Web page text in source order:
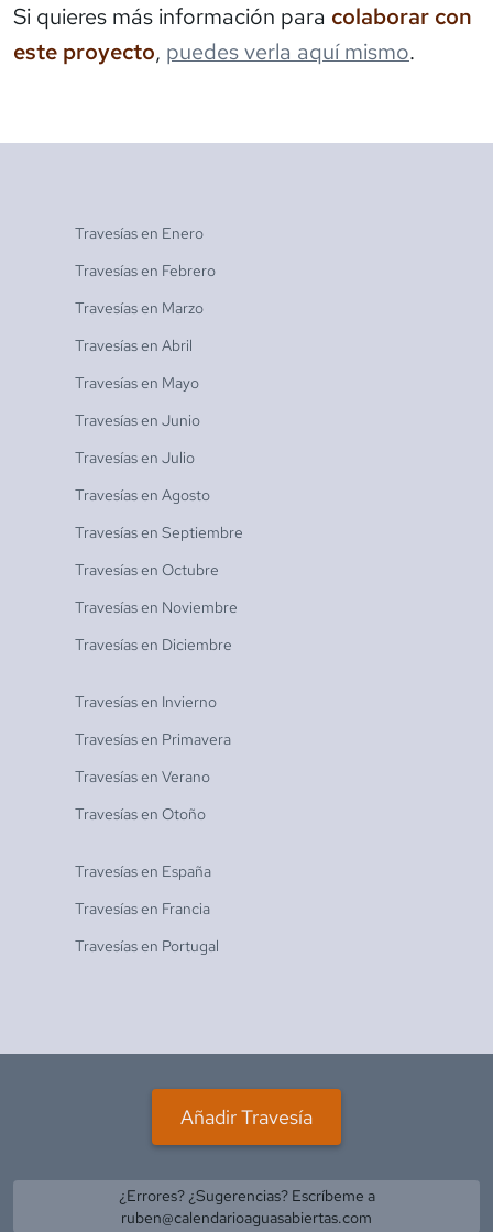
Si quieres más información para colaborar con
este proyecto, puedes verla aquí mismo.
Travesías en Enero
Travesías en Febrero
Travesías en Marzo
Travesías en Abril
Travesías en Mayo
Travesías en Junio
Travesías en Julio
Travesías en Agosto
Travesías en Septiembre
Travesías en Octubre
Travesías en Noviembre
Travesías en Diciembre
Travesías en Invierno
Travesías en Primavera
Travesías en Verano
Travesías en Otoño
Travesías en España
Travesías en Francia
Travesías en Portugal
Añadir Travesía
¿Errores? ¿Sugerencias? Escríbeme a
ruben@calendarioaguasabiertas.com